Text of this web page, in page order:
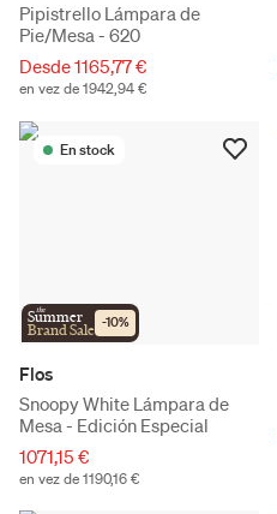
Pipistrello Lámpara de
Pie/Mesa - 620
Desde 1165,77 €
en vez de 1942,94 €
En stock
the
Summer
Brand Sale -10%
Flos
Snoopy White Lámpara de
Mesa - Edición Especial
1071,15 €
en vez de 1190,16 €